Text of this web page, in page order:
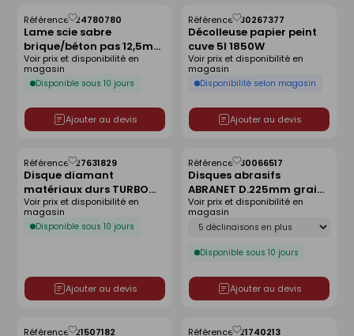
Lame scie sabre
brique/béton pas 12,5mm
- 280mm
Référence :24780780
Disponible sous 10 jours
Voir prix et disponibilité en
magasin
Ajouter au devis
Enregistrer
comme
liste
Décolleuse papier peint
cuve 5l 1850W
Référence :30267377
Disponibilité selon magasin
Voir prix et disponibilité en
magasin
Ajouter au devis
Enregistrer
comme
liste
Disque diamant
matériaux durs TURBO
VIPER - Ø 125 mm
Référence :27631829
Disponible sous 10 jours
Voir prix et disponibilité en
magasin
Ajouter au devis
Enregistrer
comme
liste
Disques abrasifs
ABRANET D.225mm grain
80 - boîte de 25 pièces
Référence :30066517
Déclinaison
Disponible sous 10 jours
Voir prix et disponibilité en
magasin
Ajouter au devis
Enregistrer
comme
liste
Référence :21507182 Référence :21740213